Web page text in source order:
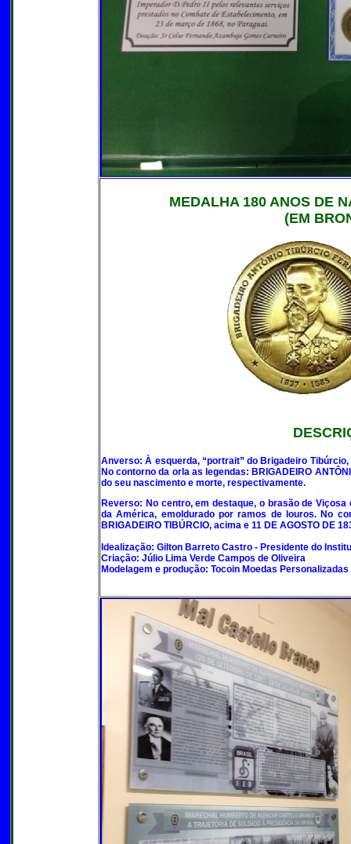
MEDALHA 180 ANOS DE
(EM
Anverso: À esquerda, “portrait” do Brigadeiro
No contorno da orla as legendas: BRIGADEIRO
do seu nascimento e morte, respectivamente.
Reverso: No centro, em destaque, o brasão de Viçosa
da América, emoldurado por ramos de louros. No
BRIGADEIRO TIBÚRCIO, acima e 11 DE AGOSTO DE
Idealização: Gilton Barreto Castro - Presidente do
Criação: Júlio Lima Verde Campos de Oliveira
Modelagem e produção: Tocoin Moedas Personalizadas